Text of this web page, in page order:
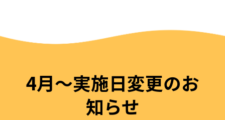
4月～実施日変更のお
知らせ